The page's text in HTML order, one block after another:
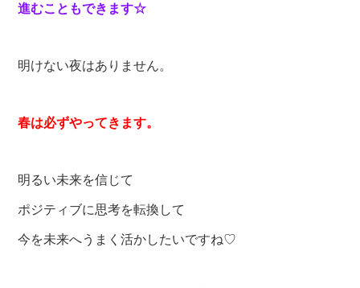
進むこともできます☆
明けない夜はありません。
春は必ずやってきます。
明るい未来を信じて
ポジティブに思考を転換して
今を未来へうまく活かしたいですね♡